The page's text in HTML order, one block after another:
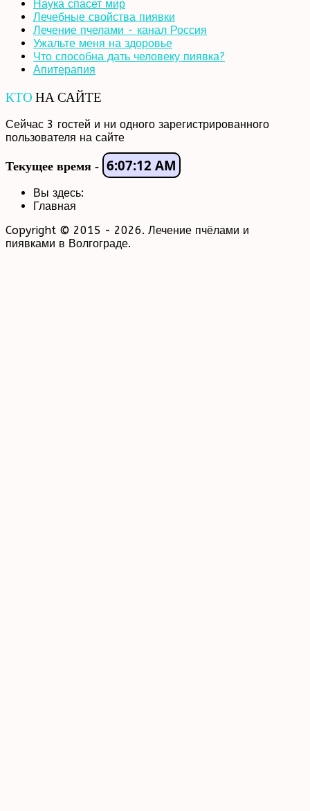
Наука спасет мир
Лечебные свойства пиявки
Лечение пчелами - канал Россия
Ужальте меня на здоровье
Что способна дать человеку пиявка?
Апитерапия
КТО НА САЙТЕ
Сейчас 3 гостей и ни одного зарегистрированного
пользователя на сайте
Текущее время - 6:07:12 AM
Вы здесь:
Главная
Copyright © 2015 - 2026. Лечение пчёлами и
пиявками в Волгограде.